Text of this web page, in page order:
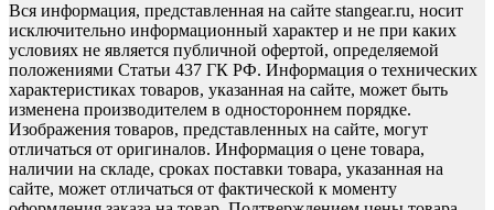
Вся информация, представленная на сайте stangear.ru, носит
исключительно информационный характер и не при каких
условиях не является публичной офертой, определяемой
положениями Статьи 437 ГК РФ. Информация о технических
характеристиках товаров, указанная на сайте, может быть
изменена производителем в одностороннем порядке.
Изображения товаров, представленных на сайте, могут
отличаться от оригиналов. Информация о цене товара,
наличии на складе, сроках поставки товара, указанная на
сайте, может отличаться от фактической к моменту